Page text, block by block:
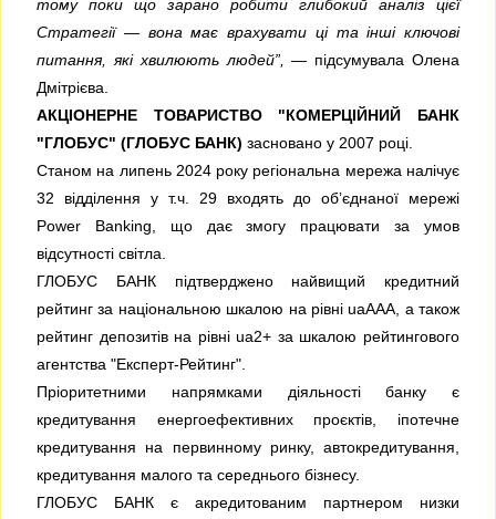
тому поки що зарано робити глибокий аналіз цієї
Стратегії — вона має врахувати ці та інші ключові
питання, які хвилюють людей”, — підсумувала Олена
Дмітрієва.
АКЦІОНЕРНЕ ТОВАРИСТВО "КОМЕРЦІЙНИЙ БАНК
"ГЛОБУС" (ГЛОБУС БАНК) засновано у 2007 році.
Станом на липень 2024 року регіональна мережа налічує
32 відділення у т.ч. 29 входять до об’єднаної мережі
Power Banking, що дає змогу працювати за умов
відсутності світла.
ГЛОБУС БАНК підтверджено найвищий кредитний
рейтинг за національною шкалою на рівні uaAAA, а також
рейтинг депозитів на рівні ua2+ за шкалою рейтингового
агентства "Експерт-Рейтинг".
Пріоритетними напрямками діяльності банку є
кредитування енергоефективних проєктів, іпотечне
кредитування на первинному ринку, автокредитування,
кредитування малого та середнього бізнесу.
ГЛОБУС БАНК є акредитованим партнером низки